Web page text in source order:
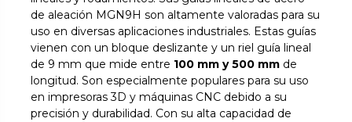
de aleación MGN9H son altamente valoradas para su
uso en diversas aplicaciones industriales. Estas guías
vienen con un bloque deslizante y un riel guía lineal
de 9 mm que mide entre 100 mm y 500 mm de
longitud. Son especialmente populares para su uso
en impresoras 3D y máquinas CNC debido a su
precisión y durabilidad. Con su alta capacidad de